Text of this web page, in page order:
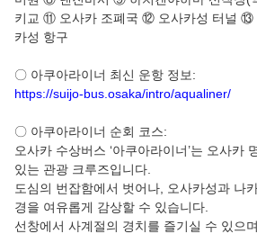
한국어
키교 ⑪ 오사카 조폐국 ⑫ 오사카성 터널 ⑬
카성 항구
〇 아쿠아라이너 최신 운항 정보:
https://suijo-bus.osaka/intro/aqualiner/
〇 아쿠아라이너 순회 코스:
오사카 수상버스 ‘아쿠아라이너’는 오사카
있는 관광 크루즈입니다.
도심의 번잡함에서 벗어나, 오사카성과 나
경을 여유롭게 감상할 수 있습니다.
선창에서 사계절의 경치를 즐기실 수 있으